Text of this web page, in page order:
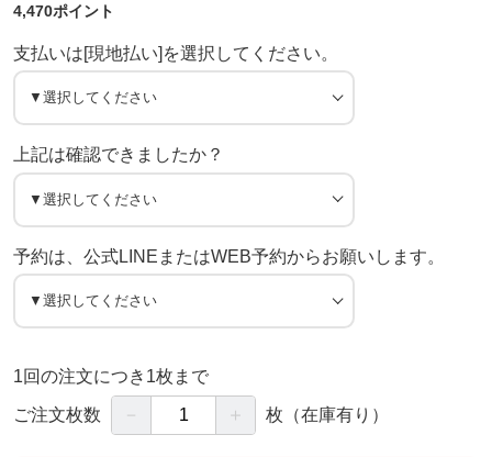
4,470ポイント
支払いは[現地払い]を選択してください。
上記は確認できましたか？
予約は、公式LINEまたはWEB予約からお願いします。
1回の注文につき1枚まで
ご注文枚数 － ＋ 枚 （在庫有り）